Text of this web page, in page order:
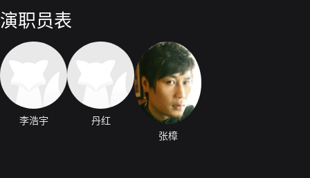
演职员表
李浩宇
丹红
张樟